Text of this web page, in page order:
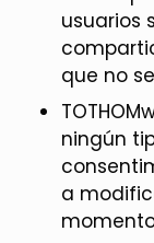
usuarios
que no
ningún
a